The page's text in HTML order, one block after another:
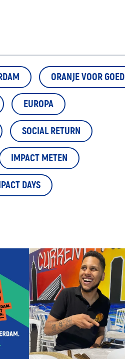
ORANJE VOOR GOED
EUROPA
SOCIAL RETURN
IMPACT METEN
DAYS